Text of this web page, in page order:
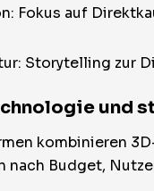
Fokus auf
Storytelling zur
und
kombinieren
nach Budget,